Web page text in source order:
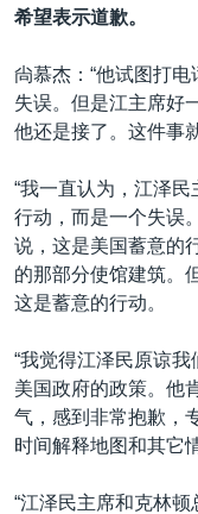
希望表示道歉。
尙慕杰：“他试图打
失误。但是江主席好
他还是接了。这件事
“我一直认为，江泽
行动，而是一个失误
说，这是美国蓄意的
的那部分使馆建筑。
这是蓄意的行动。
“我觉得江泽民原谅
美国政府的政策。他
气，感到非常抱歉，
时间解释地图和其它
“江泽民主席和克林